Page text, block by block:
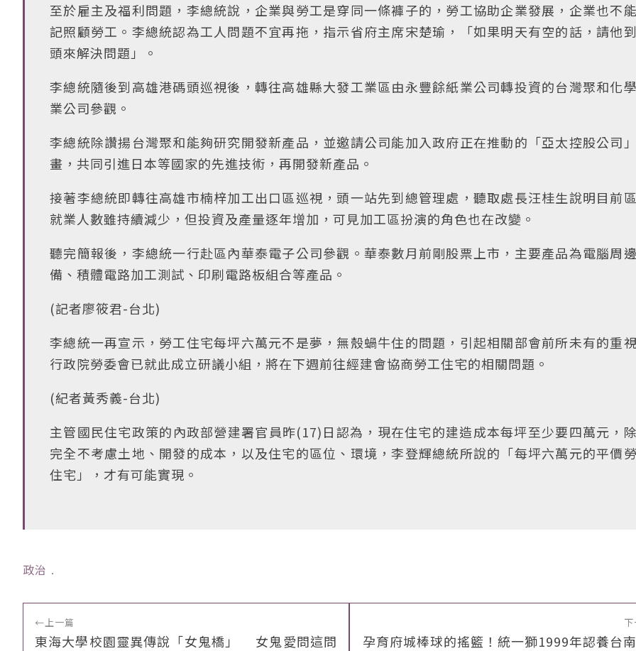
至於雇主及福利問題，李總統說，企業與勞工是穿同一條褲子的，勞工協助企業發展，企業也不
記照顧勞工。李總統認為工人問題不宜再拖，指示省府主席宋楚瑜，「如果明天有空的話，請他
頭來解決問題」。
李總統隨後到高雄港碼頭巡視後，轉往高雄縣大發工業區由永豐餘紙業公司轉投資的台灣聚和化
業公司參觀。
李總統除讚揚台灣聚和能夠研究開發新產品，並邀請公司能加入政府正在推動的「亞太控股公司
畫，共同引進日本等國家的先進技術，再開發新產品。
接著李總統即轉往高雄市楠梓加工出口區巡視，頭一站先到總管理處，聽取處長汪桂生說明目前
就業人數雖持續減少，但投資及產量逐年增加，可見加工區扮演的角色也在改變。
聽完簡報後，李總統一行赴區內華泰電子公司參觀。華泰數月前剛股票上市，主要產品為電腦周
備、積體電路加工測試、印刷電路板組合等產品。
(記者廖筱君-台北)
李總統一再宣示，勞工住宅每坪六萬元不是夢，無殼蝸牛住的問題，引起相關部會前所未有的重視
行政院勞委會已就此成立研議小組，將在下週前往經建會協商勞工住宅的相關問題。
(紀者黃秀義-台北)
主管國民住宅政策的內政部營建署官員昨(17)日認為，現在住宅的建造成本每坪至少要四萬元，
完全不考慮土地、開發的成本，以及住宅的區位、環境，李登輝總統所說的「每坪六萬元的平價
住宅」，才有可能實現。
政治 ﹒
←上一篇
東海大學校園靈異傳說「女鬼橋」 女鬼愛問這問 孕育府城棒球的搖籃！統一獅1999年認養台